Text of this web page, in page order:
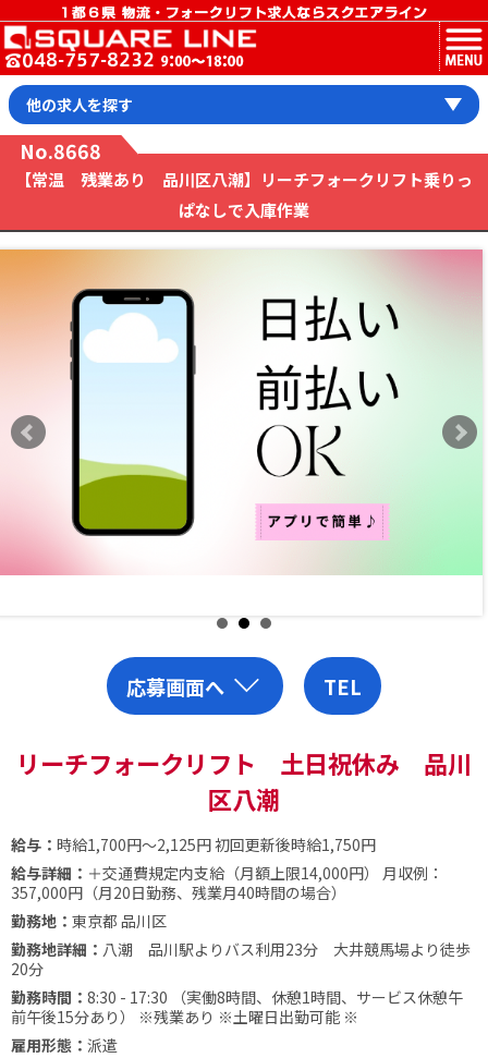
MENU
他の求人を探す
No.8668
【常温 残業あり 品川区八潮】リーチフォークリフト乗りっ
ぱなしで入庫作業
応募画面へ TEL
リーチフォークリフト 土日祝休み 品川
区八潮
給与： 時給1,700円～2,125円初回更新後時給1,750円
給与詳細： ＋交通費規定内支給（月額上限14,000円）
月収例：
357,000円（月20日勤務、残業月40時間の場合）
勤務地： 東京都 品川区
勤務地詳細： 八潮 品川駅よりバス利用23分 大井競馬場より徒歩
20分
勤務時間： 8:30 - 17:30
（実働8時間、休憩1時間、サービス休憩午
前午後15分あり）
※残業あり ※土曜日出勤可能 ※
雇用形態： 派遣